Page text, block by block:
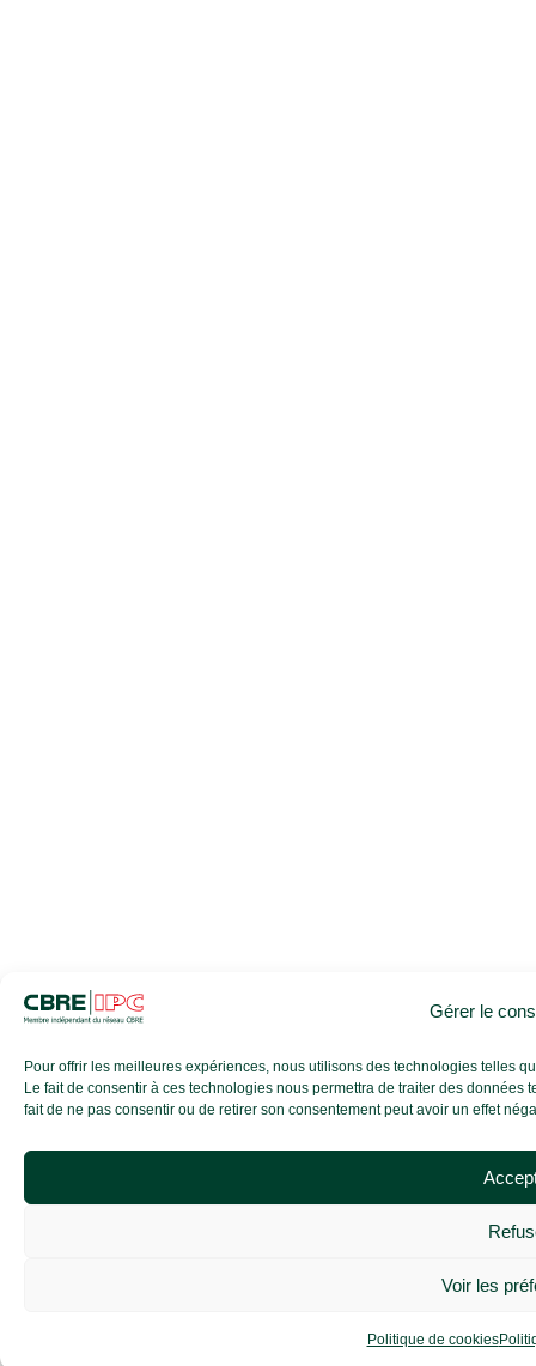
Gérer le
Pour offrir les meilleures expériences, nous utilisons des technologies telles
Le fait de consentir à ces technologies nous permettra de traiter des
fait de ne pas consentir ou de retirer son consentement peut avoir un effet
Voir les
Politique de cookies